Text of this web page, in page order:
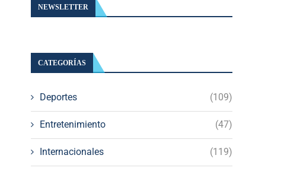
NEWSLETTER
CATEGORÍAS
Deportes (109)
Entretenimiento (47)
Internacionales (119)